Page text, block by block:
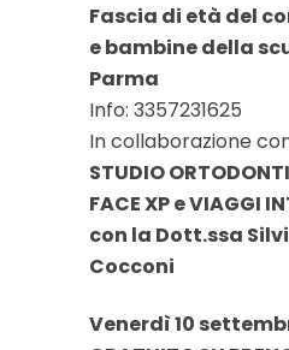
Fascia di età del
e bambine della
Parma
Info: 3357231625
In collaborazione
STUDIO
FACE XP e VIAGGI
con la Dott.ssa
Cocconi
Venerdì 10